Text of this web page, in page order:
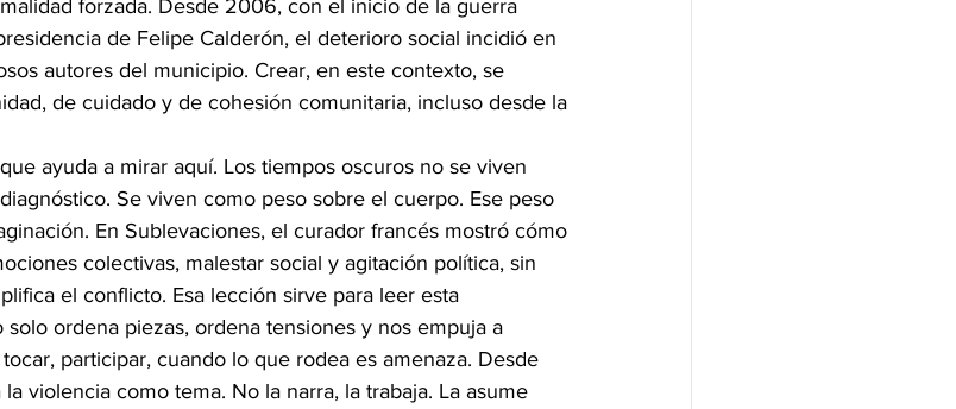
forzada. Desde 2006, con el inicio de la guerra
de Felipe Calderón, el deterioro social incidió en
autores del municipio. Crear, en este contexto, se
de cuidado y de cohesión comunitaria, incluso desde la
ayuda a mirar aquí. Los tiempos oscuros no se viven
Se viven como peso sobre el cuerpo. Ese peso
En Sublevaciones, el curador francés mostró cómo
colectivas, malestar social y agitación política, sin
el conflicto. Esa lección sirve para leer esta
ordena piezas, ordena tensiones y nos empuja a
participar, cuando lo que rodea es amenaza. Desde
violencia como tema. No la narra, la trabaja. La asume